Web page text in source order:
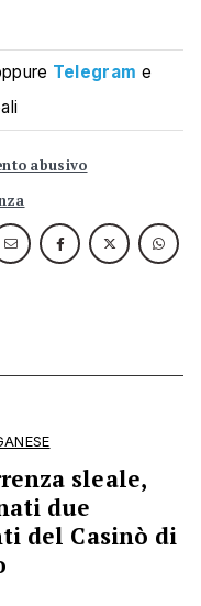
Telegram e
abusivo
sleale,
due
del Casinò di